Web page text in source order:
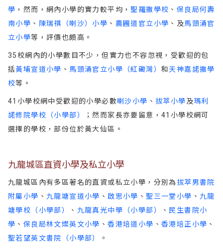
學 ，然而，網內小學的實力較平均，聖羅撒學校 、 保良局何壽
南小學 、 陳瑞祺（喇沙）小學 、 農圃道官立小學 、及馬頭涌官
立小學等，評價也頗高。
35校網內的小學數目不少，但實力也不容忽視，受歡迎的包
括黃埔宣道小學 、 馬頭涌官立小學（紅磡灣）和天神嘉諾撒學
校等。
41小學校網中受歡迎的小學必數喇沙小學 、 拔萃小學及瑪利
諾修院學校（小學部）
；然而家長亦要留意，41小學校網可
選擇的學校，部份位於黃大仙區。
九龍城區直資小學及私立小學
九龍城區內有多區著名的直資或私立小學，分別為拔萃男書院
附屬小學 、 九龍塘宣道小學 、 啟思小學 、聖三一堂小學 、 九龍
塘學校（小學部）
、 九龍真光中學（小學部） 、 民生書院小
學 、 保良局林文燦英文小學 、香港培道小學 、香港培正小學 、
聖若望英文書院（小學部）
。